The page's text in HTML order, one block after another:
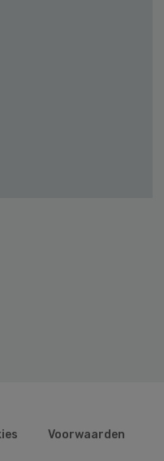
Voorwaarden